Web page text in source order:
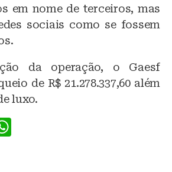
em nome de terceiros, mas
sociais como se fossem
da operação, o Gaesf
de R$ 21.278.337,60 além
luxo.